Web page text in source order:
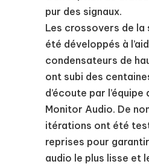
pur des signaux.
Les crossovers de la
été développés à
condensateurs de
ont subi des
d’écoute par
Monitor Audio. De
itérations ont été
reprises pour
audio le plus lisse et